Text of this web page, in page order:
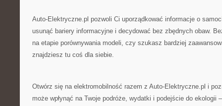
Auto-Elektryczne.pl pozwoli Ci uporządkować informacje o
usunąć bariery informacyjne i decydować bez zbędnych obaw.
na etapie porównywania modeli, czy szukasz bardziej
znajdziesz tu coś dla siebie.
Otwórz się na elektromobilność razem z Auto-Elektryczne.pl i
może wpłynąć na Twoje podróże, wydatki i podejście do ekologii